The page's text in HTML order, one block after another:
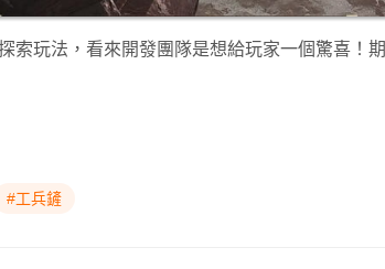
索玩法，看來開發團隊是想給玩家一個驚喜！期
#工兵鏟